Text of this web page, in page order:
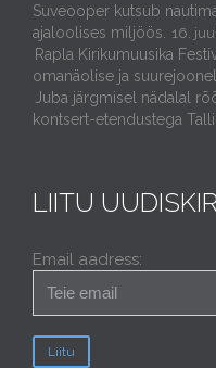
Suveooper kutsub
ajaloolises miljöös.
16.
Rapla Kirikumuusika
omanäolise ja
Juba järgmisel nädalal
kontsert-etendustega
LIITU
Email aadress: